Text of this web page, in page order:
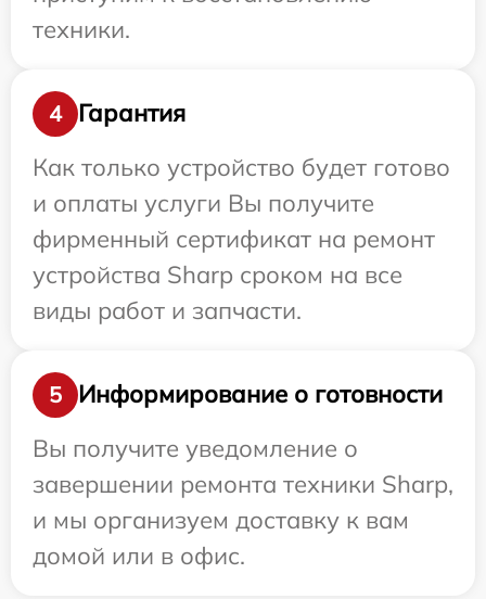
техники.
4
Гарантия
Как только устройство будет готово
и оплаты услуги Вы получите
фирменный сертификат на ремонт
устройства Sharp сроком на все
виды работ и запчасти.
5
Информирование о готовности
Вы получите уведомление о
завершении ремонта техники Sharp,
и мы организуем доставку к вам
домой или в офис.